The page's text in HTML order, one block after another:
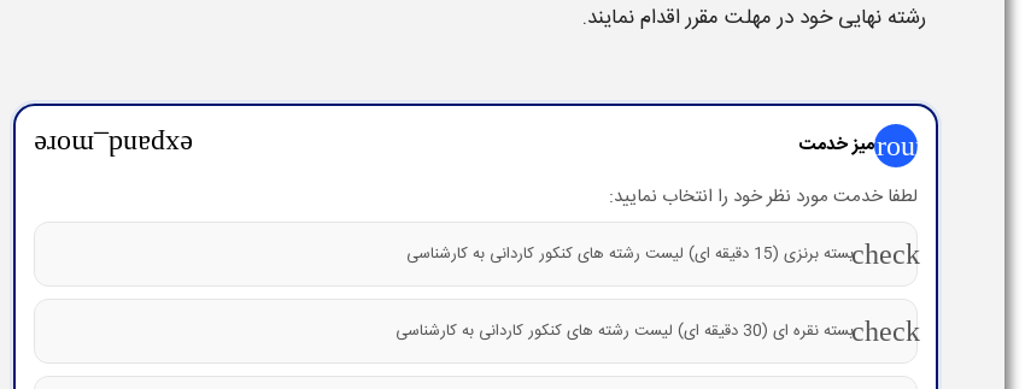
رشته نهایی خود در مهلت مقرر اقدام نمایند.
groupمیز خدمت expand_more
لطفا خدمت مورد نظر خود را انتخاب نمایید:
checkبسته برنزی (15 دقیقه ای) لیست رشته های کنکور کاردانی به کارشناسی
checkبسته نقره ای (30 دقیقه ای) لیست رشته های کنکور کاردانی به کارشناسی